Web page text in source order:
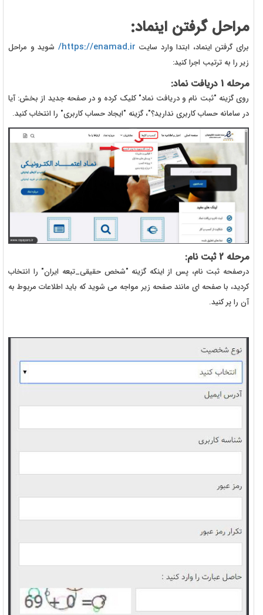
مراحل گرفتن اینماد:
برای گرفتن اینماد، ابتدا وارد سایت https://enamad.ir/
شوید و مراحل
زیر را به ترتیب اجرا کنید:
مرحله 1 دریافت نماد:
روی گزینه "ثبت نام و دریافت نماد" کلیک کرده و در صفحه جدید از بخش: آیا
در سامانه حساب کاربری ندارید؟"، گزینه "ایجاد حساب کاربری" را انتخاب کنید.
مرحله 2 ثبت نام:
درصفحه ثبت نام، پس از اینکه گزینه "شخص حقیقی_تبعه ایران" را انتخاب
کردید، با صفحه ای مانند صفحه زیر مواجه می شوید که باید اطلاعات مربوط به
آن را پر کنید.